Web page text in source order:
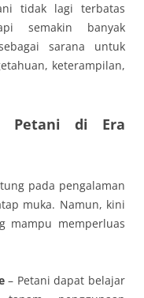
tidak lagi terbatas
semakin banyak
sarana untuk
keterampilan,
Petani di Era
pada pengalaman
muka. Namun, kini
mampu memperluas
– Petani dapat belajar